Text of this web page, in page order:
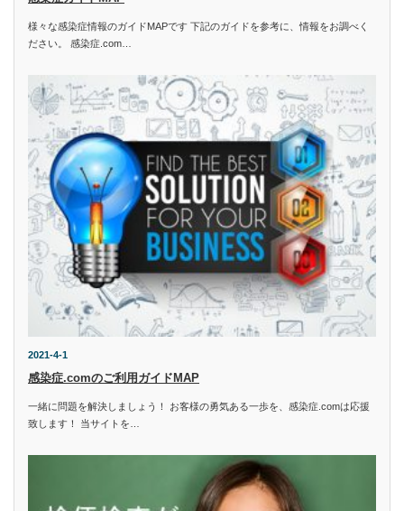
様々な感染症情報のガイドMAPです 下記のガイドを参考に、情報をお調べく
ださい。 感染症.com…
2021-4-1
感染症.comのご利用ガイドMAP
一緒に問題を解決しましょう！ お客様の勇気ある一歩を、感染症.comは応援
致します！ 当サイトを…